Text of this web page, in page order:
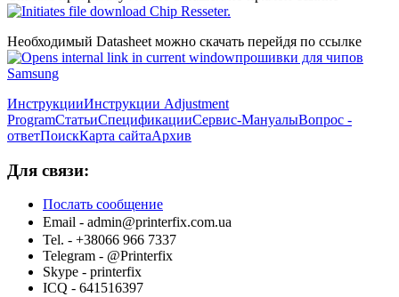
Chip Resseter.
Необходимый Datasheet можно скачать перейдя по ссылке
прошивки для чипов
Samsung
ИнструкцииИнструкции Adjustment
ProgramСтатьиСпецификацииСервис-МануалыВопрос -
ответПоискКарта сайтаАрхив
Для связи:
Послать сообщение
Email - admin@printerfix.com.ua
Tel. - +38066 966 7337
Telegram - @Printerfix
Skype - printerfix
ICQ - 641516397